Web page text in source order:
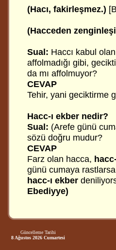
(Hacı, fakirleşmez.)
(Hacceden
Sual: Haccı kabul
affolmadığı gibi,
da mı affolmuyor?
CEVAP
Tehir, yani geciktirme
Hacc-ı ekber nedir?
Sual: (Arefe günü
sözü doğru mudur?
CEVAP
Farz olan hacca,
günü cumaya
hacc-ı ekber
Ebediyye)
Güncelleme Tarihi
8 Ağustos 2026 Cumartesi